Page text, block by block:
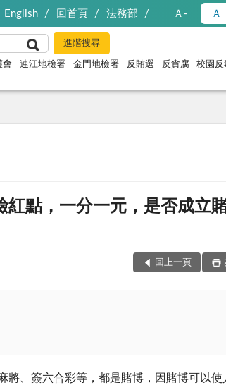
English 回首頁 法務部 Ａ- Ａ
會 連江地檢署 金門地檢署 反賄選 反貪腐
校園反
紅點，一分一元，是否成立
回上一頁
將、簽六合彩等，都是賭博，因賭博可以使